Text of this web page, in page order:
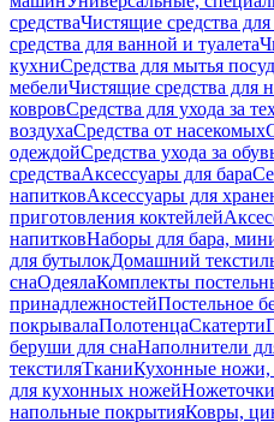
средстваЧистящие средства для
средства для ванной и туалета
кухниСредства для мытья
мебелиЧистящие средства для
ковровСредства для ухода за
воздухаСредства от насекомых
одеждойСредства ухода за
средстваАксессуары для бара
напитковАксессуары для
приготовления коктейлей
напитковНаборы для бара,
для бутылокДомашний
снаОдеялаКомплекты
принадлежностейПостельное
покрывалаПолотенцаСкатерти
беруши для снаНаполнители
текстиляТканиКухонные ножи,
для кухонных ножей
напольные покрытияКовры,